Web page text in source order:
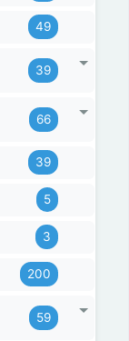
49
39
66
39
5
3
200
59